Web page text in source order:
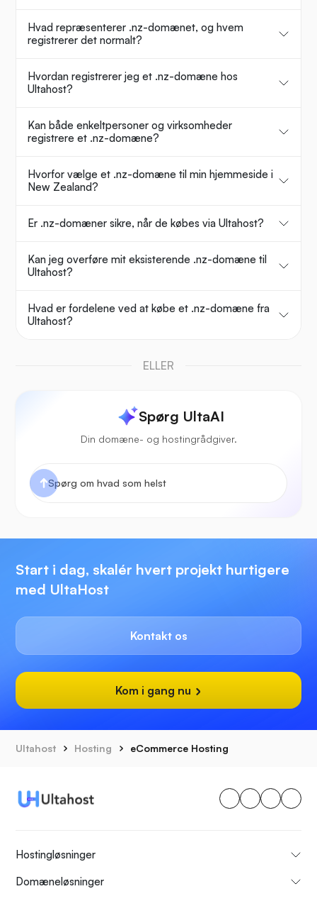
Hvad repræsenterer .nz-domænet, og hvem
registrerer det normalt?
Hvordan registrerer jeg et .nz-domæne hos
Ultahost?
Kan både enkeltpersoner og virksomheder
registrere et .nz-domæne?
Hvorfor vælge et .nz-domæne til min hjemmeside i
New Zealand?
Er .nz-domæner sikre, når de købes via Ultahost?
Kan jeg overføre mit eksisterende .nz-domæne til
Ultahost?
Hvad er fordelene ved at købe et .nz-domæne fra
Ultahost?
ELLER
Spørg UltaAI
Din domæne- og hostingrådgiver.
Start i dag, skalér hvert projekt hurtigere
med UltaHost
Kontakt os
Kom i gang nu
Ultahost Hosting eCommerce Hosting
Hostingløsninger
Domæneløsninger